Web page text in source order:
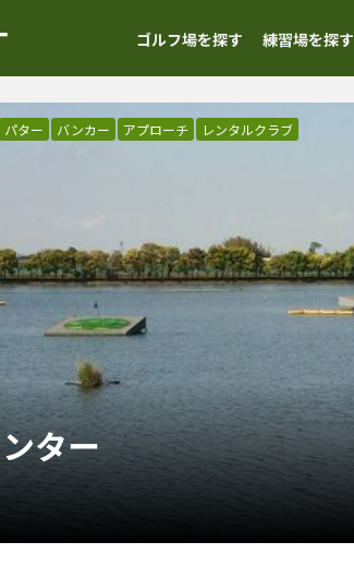
ゴルフ場を探す 練習場を探す
パター バンカー アプローチ レンタルクラブ
ター